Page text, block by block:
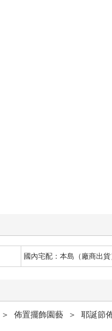
國內宅配：本島（廠商出貨
＞ 佈置擺飾園藝 ＞ 耶誕節